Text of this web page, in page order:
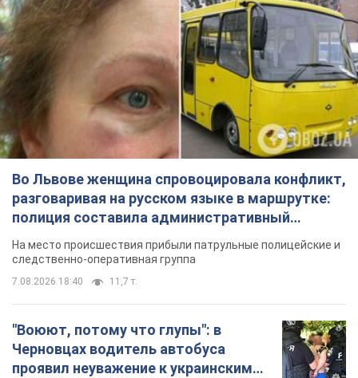
Во Львове женщина спровоцировала конфликт,
разговаривая на русском языке в маршрутке:
полиция составила административный
протокол. Видео
На место происшествия прибыли патрульные полицейские и
следственно-оперативная группа
7.08.2026 18:40 11,7 т.
"Воюют, потому что глупы": в
Черновцах водитель автобуса
проявил неуважение к украинским